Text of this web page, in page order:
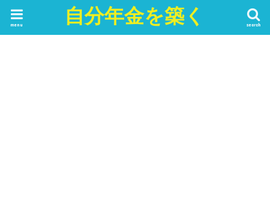
自分年金を築く search
menu